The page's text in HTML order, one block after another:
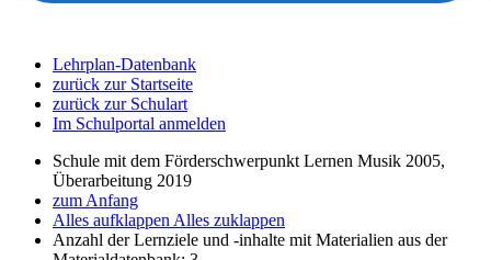
Lehrplan-Datenbank
zurück zur Startseite
zurück zur Schulart
Im Schulportal anmelden
Schule mit dem Förderschwerpunkt Lernen Musik 2005,
Überarbeitung 2019
zum Anfang
Alles aufklappen Alles zuklappen
Anzahl der Lernziele und -inhalte mit Materialien aus der